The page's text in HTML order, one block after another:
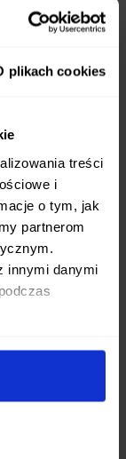
plikach cookies
treści
i
o tym, jak
partnerom
innymi danymi
zapewniają
by
nóż do